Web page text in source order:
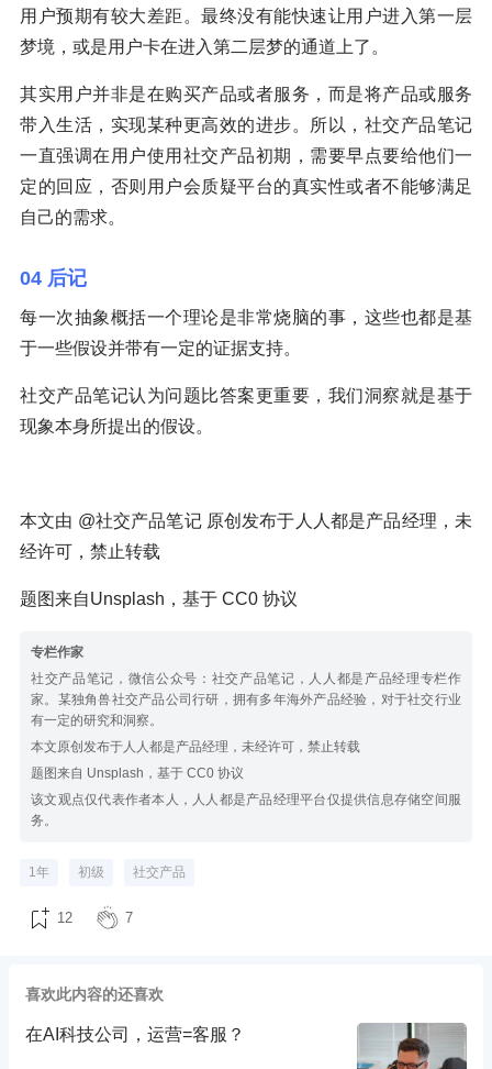
用户预期有较大差距。最终没有能快速让用户进入第一层
梦境，或是用户卡在进入第二层梦的通道上了。
其实用户并非是在购买产品或者服务，而是将产品或服务
带入生活，实现某种更高效的进步。所以，社交产品笔记
一直强调在用户使用社交产品初期，需要早点要给他们一
定的回应，否则用户会质疑平台的真实性或者不能够满足
自己的需求。
04 后记
每一次抽象概括一个理论是非常烧脑的事，这些也都是基
于一些假设并带有一定的证据支持。
社交产品笔记认为问题比答案更重要，我们洞察就是基于
现象本身所提出的假设。
本文由 @社交产品笔记 原创发布于人人都是产品经理，未
经许可，禁止转载
题图来自Unsplash，基于 CC0 协议
专栏作家
社交产品笔记，微信公众号：社交产品笔记，人人都是产品经理专栏作
家。某独角兽社交产品公司行研，拥有多年海外产品经验，对于社交行业
有一定的研究和洞察。
本文原创发布于人人都是产品经理，未经许可，禁止转载
题图来自 Unsplash，基于 CC0 协议
该文观点仅代表作者本人，人人都是产品经理平台仅提供信息存储空间服
务。
1年 初级 社交产品
12 7
喜欢此内容的还喜欢
在AI科技公司，运营=客服？